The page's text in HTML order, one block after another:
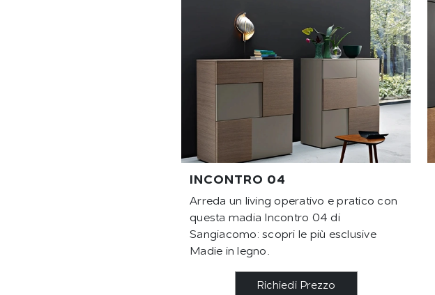
INCONTRO 04
Arreda un living operativo e pratico con
questa madia Incontro 04 di
Sangiacomo: scopri le più esclusive
Madie in legno.
Richiedi Prezzo